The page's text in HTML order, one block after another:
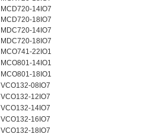
MCD720-14IO7
MCD720-18IO7
MDC720-14IO7
MDC720-18IO7
MCO741-22IO1
MCO801-14IO1
MCO801-18IO1
VCO132-08IO7
VCO132-12IO7
VCO132-14IO7
VCO132-16IO7
VCO132-18IO7